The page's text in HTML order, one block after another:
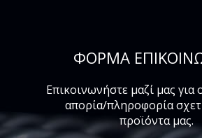
ΦΟΡΜΑ
Επικοινωνήστε μαζί μας για
απορία/πληροφορία
προϊόντα μας.